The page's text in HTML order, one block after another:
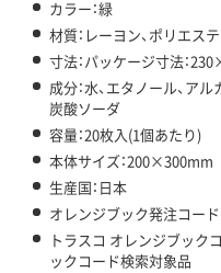
カラー：緑
材質：レーヨン、ポリエス
寸法：パッケージ寸法：
成分：水、エタノール、ア
炭酸ソーダ
容量：20枚入(1個あたり)
本体サイズ：200×300mm
生産国：日本
オレンジブック発注コード
トラスコ オレンジブック
ックコード検索対象品